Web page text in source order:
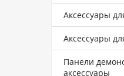
Аксессуары
Аксессуары
Панели
аксессуары